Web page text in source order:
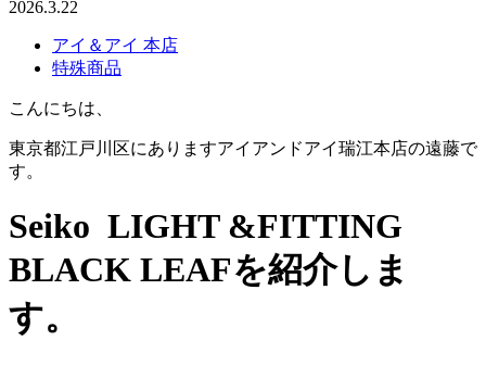
2026.3.22
アイ＆アイ 本店
特殊商品
こんにちは、
東京都江戸川区にありますアイアンドアイ瑞江本店の遠藤で
す。
Seiko LIGHT &FITTING
BLACK LEAFを紹介しま
す。